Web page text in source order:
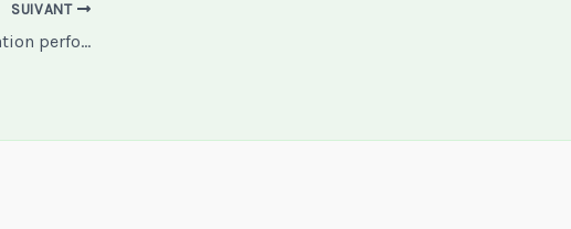
SUIVANT
Pourquoi installer une climatisation performante ?